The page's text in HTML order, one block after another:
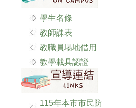
學生名條
教師課表
教職員場地借用
教學載具認證
115年本市市民防